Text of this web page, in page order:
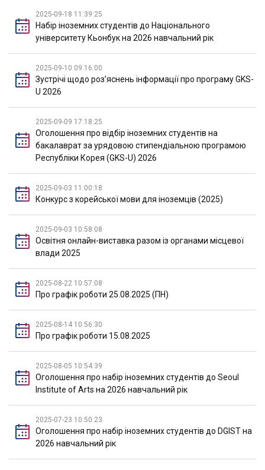
2025-09-18 11:39:25
Набір іноземних студентів до Національного
університету Кьонбук на 2026 навчальний рік
2025-09-10 09:16:00
Зустрічі щодо розʼяснень інформації про програму GKS-
U 2026
2025-09-09 17:18:25
Оголошення про відбір іноземних студентів на
бакалаврат за урядовою стипендіальною програмою
Республіки Корея (GKS-U) 2026
2025-09-03 11:00:18
Конкурс з корейської мови для іноземців (2025)
2025-09-03 10:58:08
Освітня онлайн-виставка разом із органами місцевої
влади 2025
2025-08-22 10:57:08
Про графік роботи 25.08.2025 (ПН)
2025-08-14 10:56:30
Про графік роботи 15.08.2025
2025-08-05 10:54:39
Оголошення про набір іноземних студентів до Seoul
Institute of Arts на 2026 навчальний рік
2025-07-23 10:50:23
Оголошення про набір іноземних студентів до DGIST на
2026 навчальний рік